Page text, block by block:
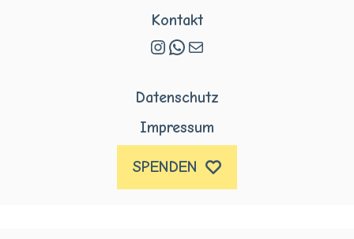
Kontakt
Instagram
WhatsApp
E-Mail
Datenschutz
Impressum
SPENDEN